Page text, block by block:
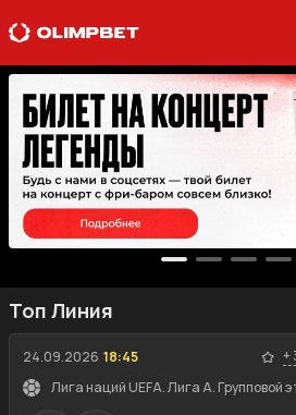
Топ Линия
24.09.2026 18:45 +
Лига наций UEFA. Лига A. Групповой